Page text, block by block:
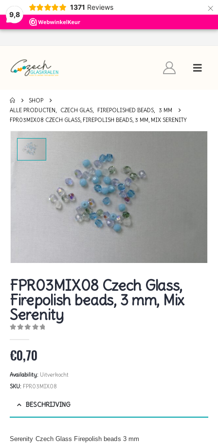
9,8
1371 Reviews ×
SHOP
ALLE PRODUCTEN, CZECH GLAS, FIREPOLISHED BEADS,
3 MM
FPR03MIX08 CZECH GLASS, FIREPOLISH BEADS, 3 MM, MIX SERENITY
FPR03MIX08 Czech Glass,
Firepolish beads, 3 mm, Mix
Serenity
€0,70
Availability: Uitverkocht
SKU: FPR03MIX08
BESCHRIJVING
Serenity Czech Glass Firepolish beads 3 mm